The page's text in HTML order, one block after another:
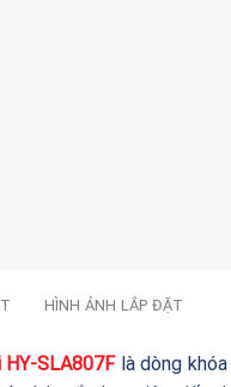
HÌNH ẢNH LẮP ĐẶT
SLA807Flà dòng khóa